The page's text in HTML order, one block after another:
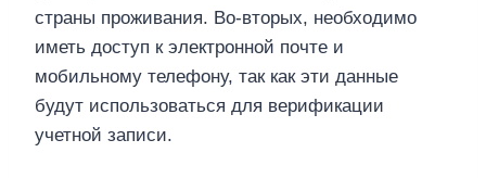
страны проживания. Во-вторых, необходимо
иметь доступ к электронной почте и
мобильному телефону, так как эти данные
будут использоваться для верификации
учетной записи.